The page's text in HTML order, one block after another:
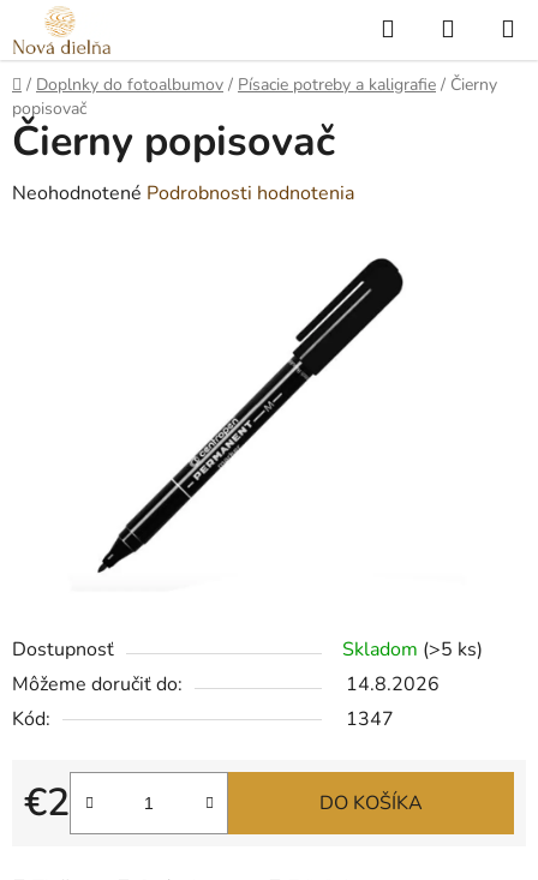
Prejsť
na
obsah
Hľadať
KOŠÍK
Domov
/ Doplnky do fotoalbumov / Písacie potreby a kaligrafie / Čierny
popisovač
Dostupnosť Skladom (>5 ks)
Môžeme doručiť do:
14.8.2026
Kód:
1347
€2
Jednotková cena:
DO KOŠÍKA
Čierny popisovač
Priemerné
Neohodnotené Podrobnosti hodnotenia